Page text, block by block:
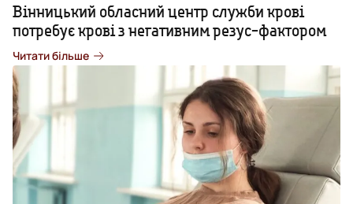
Вінницький обласний центр служби крові
потребує крові з негативним резус-фактором
Читати більше